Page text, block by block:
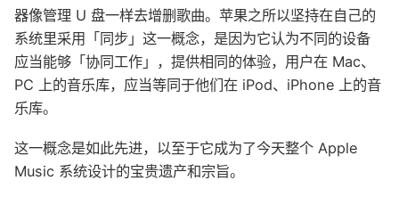
器像管理 U 盘一样去增删歌曲。苹果之所以坚持在自己的
系统里采用「同步」这一概念，是因为它认为不同的设备
应当能够「协同工作」，提供相同的体验，用户在 Mac、
PC 上的音乐库，应当等同于他们在 iPod、iPhone 上的音
乐库。
这一概念是如此先进，以至于它成为了今天整个 Apple
Music 系统设计的宝贵遗产和宗旨。